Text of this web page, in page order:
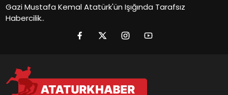
Gazi Mustafa Kemal Atatürk'ün Işığında Tarafsız
Habercilik..